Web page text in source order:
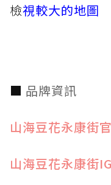
檢視較大的地圖
■ 品牌資訊
山海豆花永康街
山海豆花永康街IG